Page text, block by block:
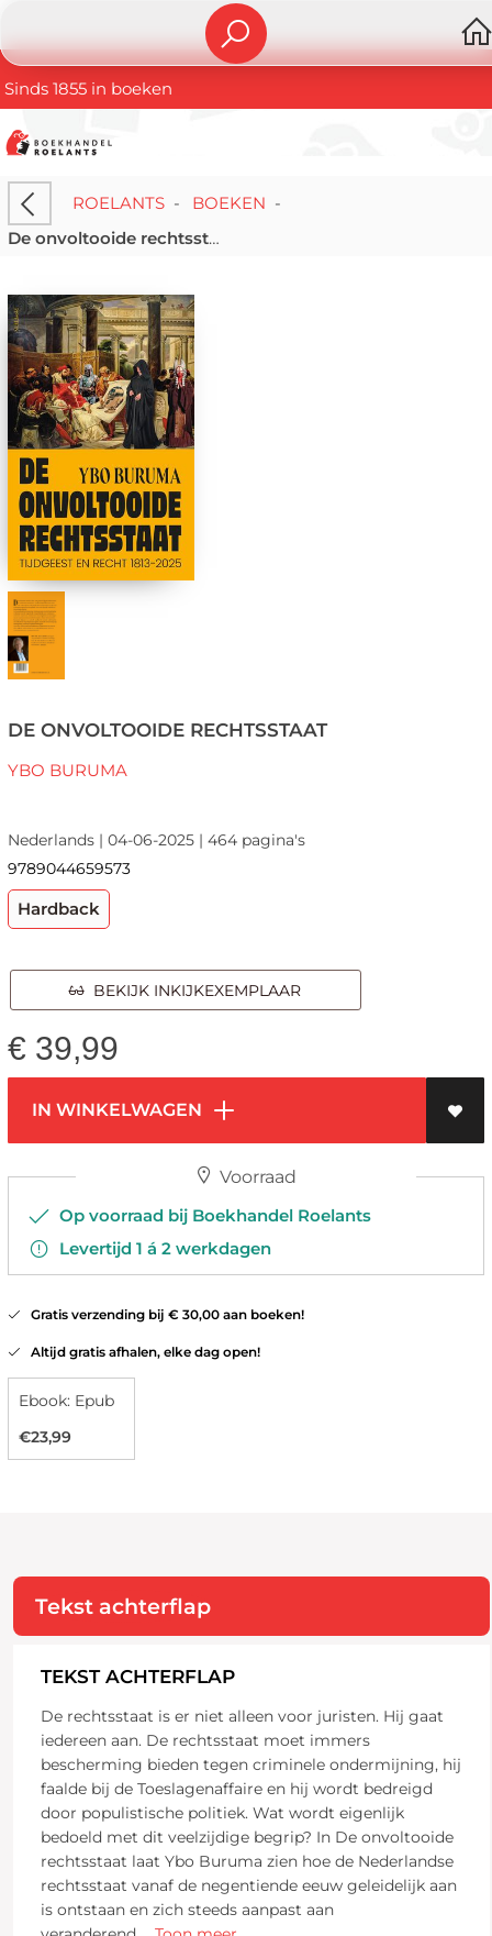
Sinds 1855 in boeken
ROELANTS- BOEKEN -
De onvoltooide rechtsstaat
DE ONVOLTOOIDE RECHTSSTAAT
YBO BURUMA
Nederlands | 04-06-2025 | 464 pagina's
9789044659573
Hardback
BEKIJK INKIJKEXEMPLAAR
€ 39,99
IN WINKELWAGEN
Voorraad
Op voorraad bij Boekhandel Roelants
Levertijd 1 á 2 werkdagen
Gratis verzending bij € 30,00 aan boeken!
Altijd gratis afhalen, elke dag open!
Ebook: Epub
€23,99
Tekst achterflap
TEKST ACHTERFLAP
De rechtsstaat is er niet alleen voor juristen. Hij gaat
iedereen aan. De rechtsstaat moet immers
bescherming bieden tegen criminele ondermijning, hij
faalde bij de Toeslagenaffaire en hij wordt bedreigd
door populistische politiek. Wat wordt eigenlijk
bedoeld met dit veelzijdige begrip? In De onvoltooide
rechtsstaat laat Ybo Buruma zien hoe de Nederlandse
rechtsstaat vanaf de negentiende eeuw geleidelijk aan
is ontstaan en zich steeds aanpast aan